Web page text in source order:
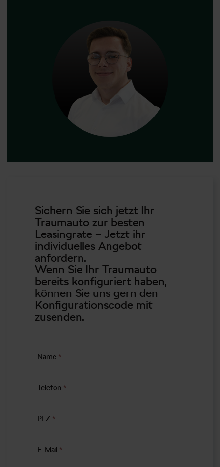
Sichern Sie sich jetzt Ihr
Traumauto zur besten
Leasingrate – Jetzt ihr
individuelles Angebot
anfordern.
Wenn Sie Ihr Traumauto
bereits konfiguriert haben,
können Sie uns gern den
Konfigurationscode mit
zusenden.
Name *
Telefon *
PLZ *
E-Mail *